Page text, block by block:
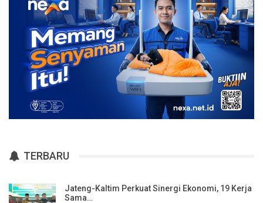
TERBARU
Jateng-Kaltim Perkuat Sinergi Ekonomi, 19 Kerja
Sama…